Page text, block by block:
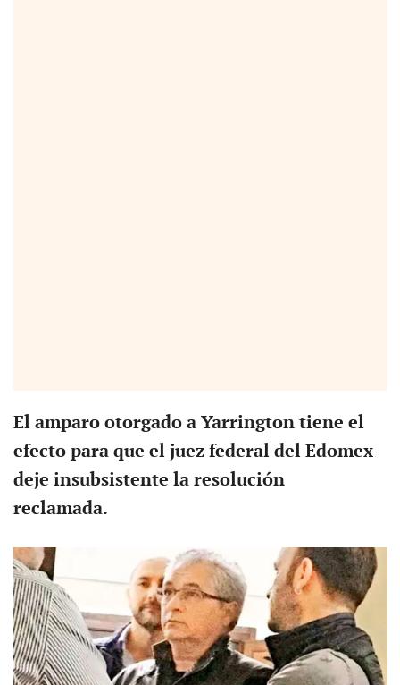
El amparo otorgado a Yarrington tiene el
efecto para que el juez federal del Edomex
deje insubsistente la resolución
reclamada.